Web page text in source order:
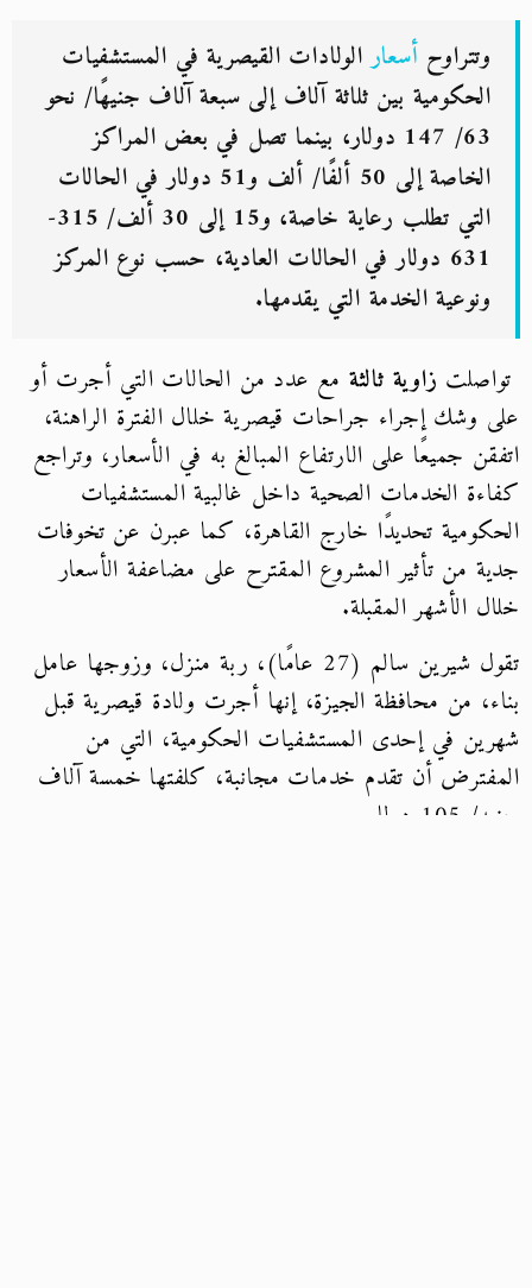
وتتراوح أسعارالولادات القيصرية في المستشفيات
الحكومية بين ثلاثة آلاف إلى سبعة آلاف جنيهًا/ نحو
63/ 147 دولار، بينما تصل في بعض المراكز
الخاصة إلى 50 ألفًا/ ألف و51 دولار في الحالات
التي تطلب رعاية خاصة، و15 إلى 30 ألف/ 315-
631 دولار في الحالات العادية، حسب نوع المركز
ونوعية الخدمة التي يقدمها.
تواصلت زاوية ثالثة مع عدد من الحالات التي أجرت أو
على وشك إجراء جراحات قيصرية خلال الفترة الراهنة،
اتفقن جميعًا على الارتفاع المبالغ به في الأسعار، وتراجع
كفاءة الخدمات الصحية داخل غالبية المستشفيات
الحكومية تحديدًا خارج القاهرة، كما عبرن عن تخوفات
جدية من تأثير المشروع المقترح على مضاعفة الأسعار
خلال الأشهر المقبلة.
تقول شيرين سالم (27 عامًا)، ربة منزل، وزوجها عامل
بناء، من محافظة الجيزة، إنها أجرت ولادة قيصرية قبل
شهرين في إحدى المستشفيات الحكومية، التي من
المفترض أن تقدم خدمات مجانبة، كلفتها خمسة آلاف
جنيه/ 105 دولار.